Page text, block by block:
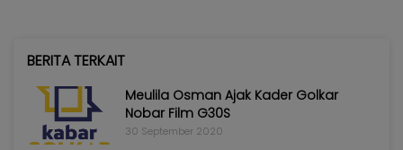
BERITA TERKAIT
Meulila Osman Ajak Kader Golkar
Nobar Film G30S
30 September 2020